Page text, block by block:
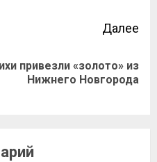
Далее
привезли «золото» из
Нижнего Новгорода